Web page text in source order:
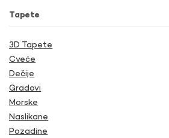
Tapete
3D Tapete
Cveće
Dečije
Gradovi
Morske
Naslikane
Pozadine